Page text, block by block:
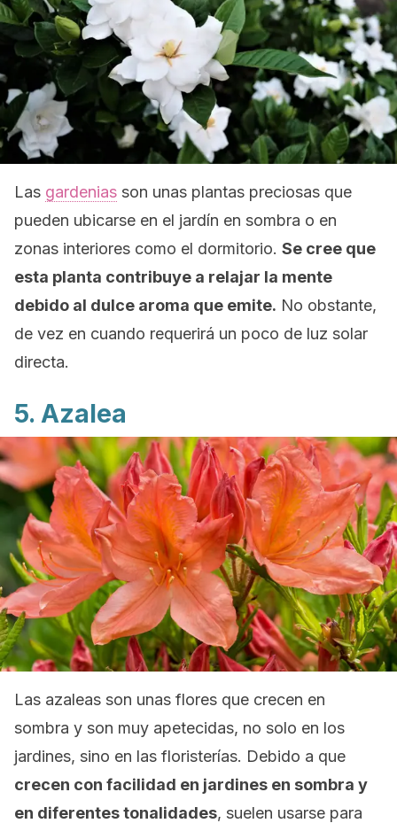
Las gardenias son unas plantas preciosas que
pueden ubicarse en el jardín en sombra o en
zonas interiores como el dormitorio. Se cree que
esta planta contribuye a relajar la mente
debido al dulce aroma que emite. No obstante,
de vez en cuando requerirá un poco de luz solar
directa.
5. Azalea
Las azaleas son unas flores que crecen en
sombra y son muy apetecidas, no solo en los
jardines, sino en las floristerías. Debido a que
crecen con facilidad en jardines en sombra y
en diferentes tonalidades, suelen usarse para